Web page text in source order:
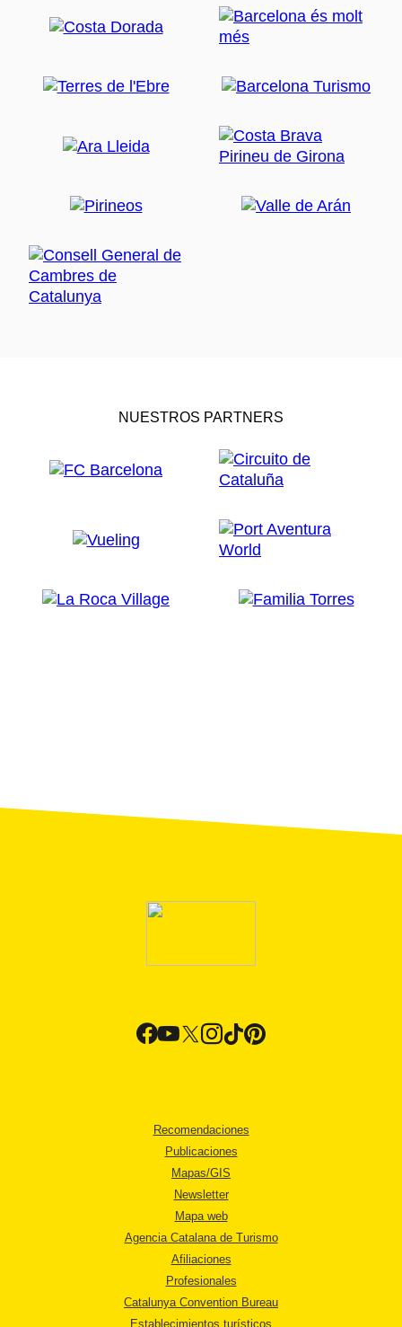
NUESTROS PARTNERS
Recomendaciones
Publicaciones
Mapas/GIS
Newsletter
Mapa web
Agencia Catalana de Turismo
Afiliaciones
Profesionales
Catalunya Convention Bureau
Establecimientos turísticos